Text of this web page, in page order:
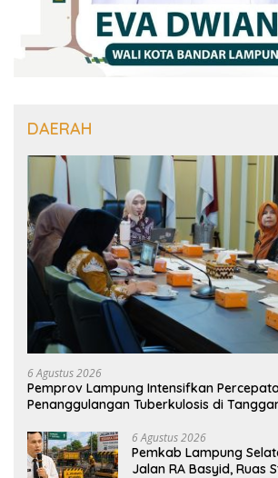
DAERAH
6 Agustus 2026
Pemprov Lampung Intensifkan
Penanggulangan Tuberkulosis di
6 Agustus 2026
Pemkab Lampung
Jalan RA Basyid, Ruas